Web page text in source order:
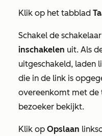
Klik op het tabblad
Schakel de schakelaar
inschakelen uit. Als
uitgeschakeld, laden
die in de link is
overeenkomt met de
bezoeker bekijkt.
Klik op Opslaan